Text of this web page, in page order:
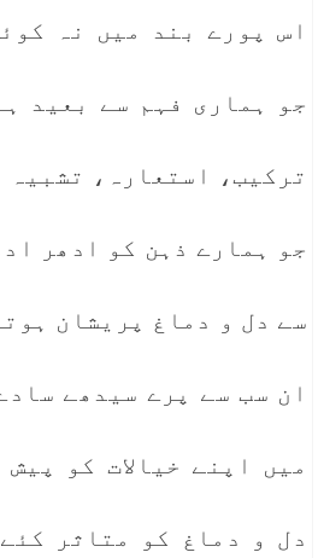
اس پورے بند میں نہ
جو ہماری فہم سے بعید
ترکیب، استعارہ، تشبیہ
جو ہمارے ذہن کو ادھر
سے دل و دماغ پریشان
ان سب سے پرے سیدھے
میں اپنے خیالات کو
دل و دماغ کو متاثر